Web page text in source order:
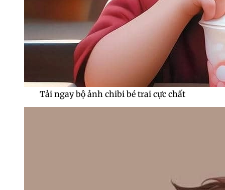
Tải ngay bộ ảnh chibi bé trai cực chất